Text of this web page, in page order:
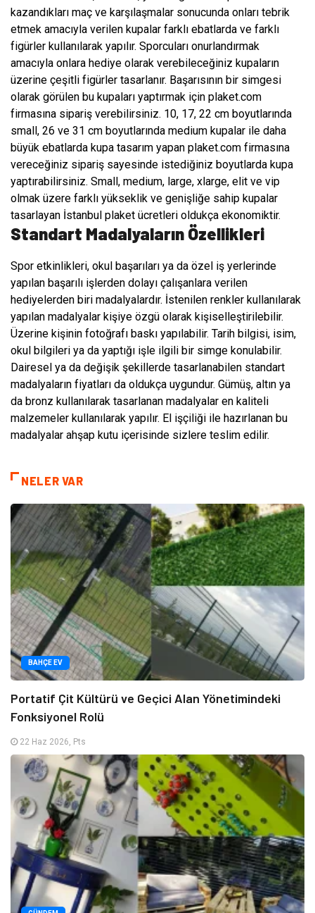
kazandıkları maç ve karşılaşmalar sonucunda onları tebrik
etmek amacıyla verilen kupalar farklı ebatlarda ve farklı
figürler kullanılarak yapılır. Sporcuları onurlandırmak
amacıyla onlara hediye olarak verebileceğiniz kupaların
üzerine çeşitli figürler tasarlanır. Başarısının bir simgesi
olarak görülen bu kupaları yaptırmak için plaket.com
firmasına sipariş verebilirsiniz. 10, 17, 22 cm boyutlarında
small, 26 ve 31 cm boyutlarında medium kupalar ile daha
büyük ebatlarda kupa tasarım yapan plaket.com firmasına
vereceğiniz sipariş sayesinde istediğiniz boyutlarda kupa
yaptırabilirsiniz. Small, medium, large, xlarge, elit ve vip
olmak üzere farklı yükseklik ve genişliğe sahip kupalar
tasarlayan İstanbul plaket ücretleri oldukça ekonomiktir.
Standart Madalyaların Özellikleri
Spor etkinlikleri, okul başarıları ya da özel iş yerlerinde
yapılan başarılı işlerden dolayı çalışanlara verilen
hediyelerden biri madalyalardır. İstenilen renkler kullanılarak
yapılan madalyalar kişiye özgü olarak kişiselleştirilebilir.
Üzerine kişinin fotoğrafı baskı yapılabilir. Tarih bilgisi, isim,
okul bilgileri ya da yaptığı işle ilgili bir simge konulabilir.
Dairesel ya da değişik şekillerde tasarlanabilen standart
madalyaların fiyatları da oldukça uygundur. Gümüş, altın ya
da bronz kullanılarak tasarlanan madalyalar en kaliteli
malzemeler kullanılarak yapılır. El işçiliği ile hazırlanan bu
madalyalar ahşap kutu içerisinde sizlere teslim edilir.
NELER VAR
BAHÇE EV
Portatif Çit Kültürü ve Geçici Alan Yönetimindeki
Fonksiyonel Rolü
22 Haz 2026, Pts